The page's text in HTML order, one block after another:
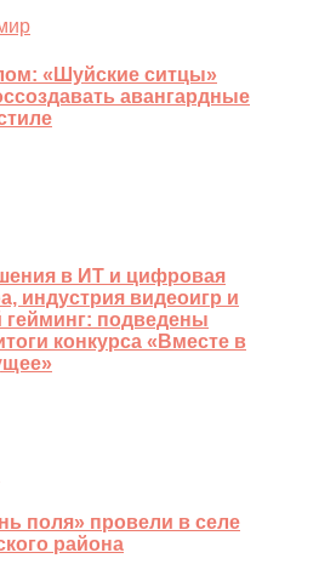
«Шуйские ситцы»
авангардные
в ИТ и цифровая
индустрия видеоигр и
гейминг: подведены
конкурса «Вместе в
поля» провели в селе
района